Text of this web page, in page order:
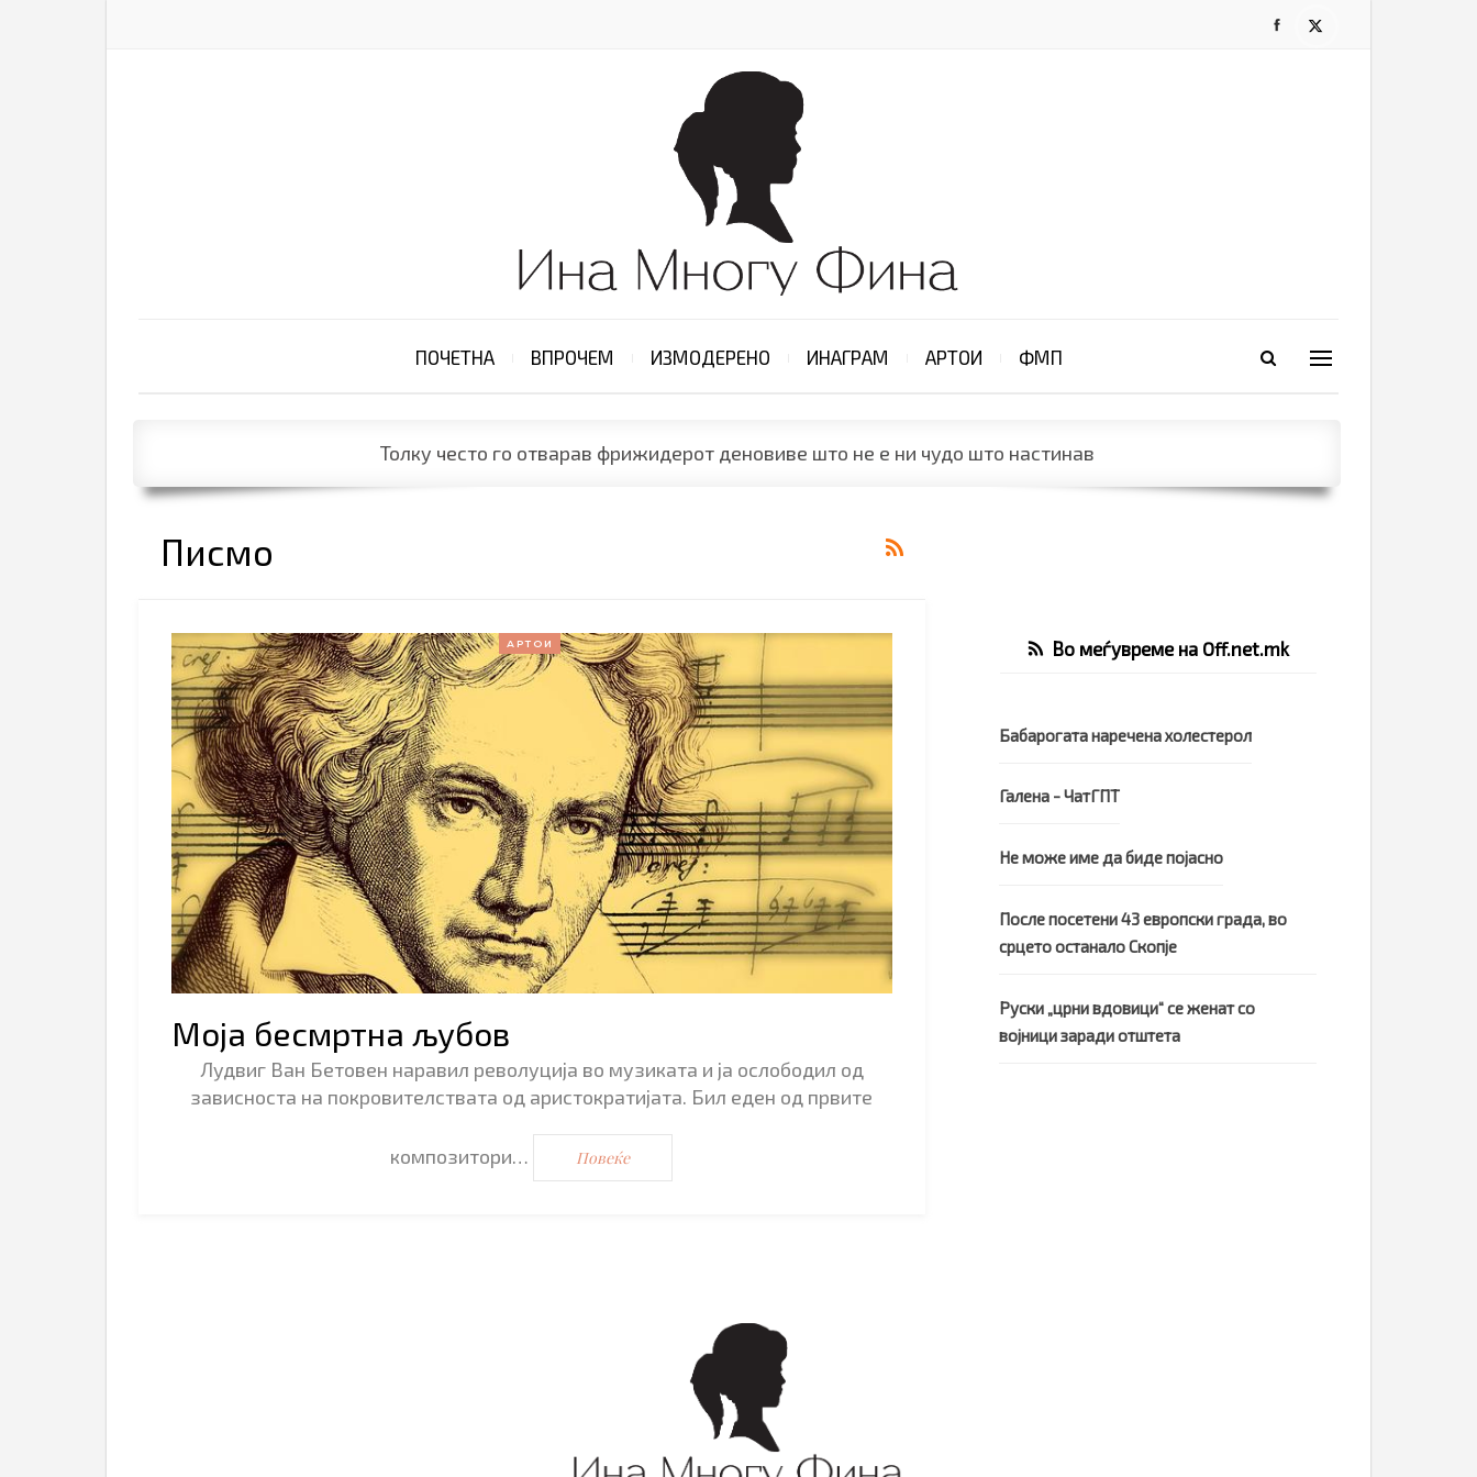
ПОЧЕТНА ВПРОЧЕМ ИЗМОДЕРЕНО ИНАГРАМ АРТОИ ФМП
Толку често го отварав фрижидерот деновиве што не е ни чудо што настинав
Писмо
АРТОИ
Моја бесмртна љубов
Лудвиг Ван Бетовен наравил револуција во музиката и ја ослободил од
зависноста на покровителствата од аристократијата. Бил еден од првите
композитори… Повеќе
Во меѓувреме на Off.net.mk
Бабарогата наречена холестерол
Галена - ЧатГПТ
Не може име да биде појасно
После посетени 43 европски града, во
срцето останало Скопје
Руски „црни вдовици“ се женат со
војници заради отштета